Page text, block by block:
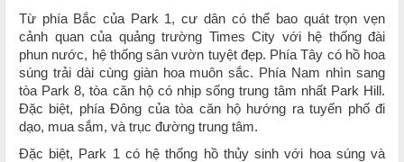
Từ phía Bắc của Park 1, cư dân có thể bao quát trọn vẹn
cảnh quan của quảng trường Times City với hệ thống đài
phun nước, hệ thống sân vườn tuyệt đẹp. Phía Tây có hồ hoa
súng trải dài cùng giàn hoa muôn sắc. Phía Nam nhìn sang
tòa Park 8, tòa căn hộ có nhịp sống trung tâm nhất Park Hill.
Đặc biệt, phía Đông của tòa căn hộ hướng ra tuyến phố đi
dạo, mua sắm, và trục đường trung tâm.
Đặc biệt, Park 1 có hệ thống hồ thủy sinh với hoa súng và